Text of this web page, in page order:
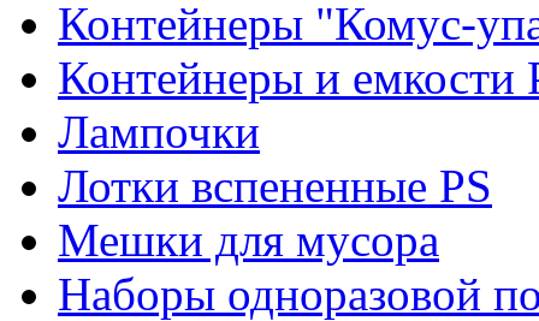
Контейнеры "Комус-
Контейнеры и емкости
Лампочки
Лотки вспененные PS
Мешки для мусора
Наборы одноразовой